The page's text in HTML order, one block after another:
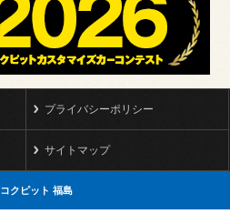
プライバシーポリシー
サイトマップ
コクピット 福島